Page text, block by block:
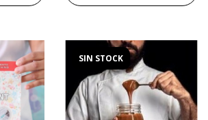
SIN STOCK